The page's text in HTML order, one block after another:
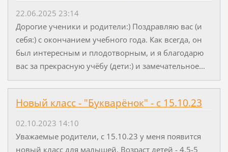
22.06.2025 23:14
Дорогие ученики и родители:) Поздравляю вас (и
себя:) с окончанием учебного года. Как всегда, он
был интересным и плодотворным, и я благодарю
вас за прекрасную учёбу (дети:) и замечательное...
Новый класс - "Букварёнок" - с 15.10.23
02.10.2023 14:10
Уважаемые родители, с 15.10.23 у меня появится
новый класс для малышей. Возраст детей - 4,5-5